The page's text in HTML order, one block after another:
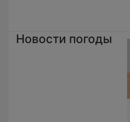
Новости погоды